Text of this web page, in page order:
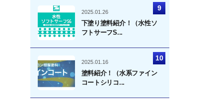
2025.01.26
下塗り塗料紹介！（水性ソ
フトサーフS...
2025.01.16
塗料紹介！（水系ファイン
コートシリコ...